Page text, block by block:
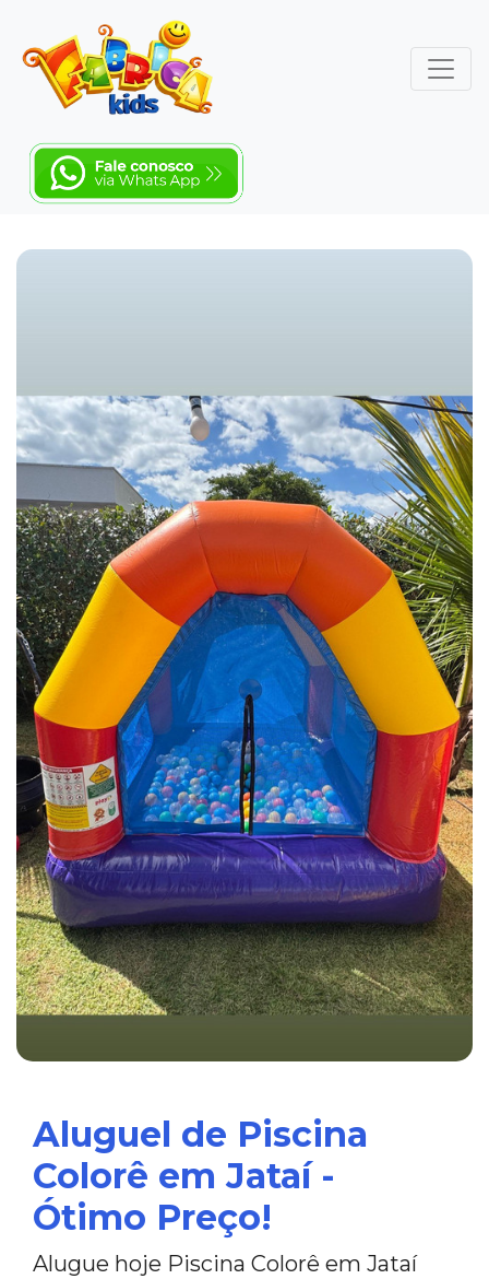
Aluguel de Piscina
Colorê em Jataí -
Ótimo Preço!
Alugue hoje Piscina Colorê em Jataí